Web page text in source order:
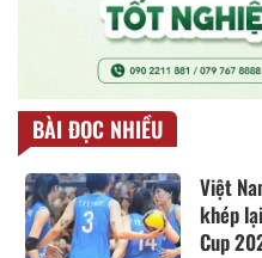
BÀI ĐỌC NHIỀU
Việt
khép
Cup